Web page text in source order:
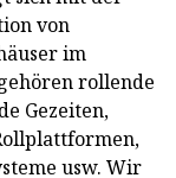
von
im
rollende
Gezeiten,
usw. Wir